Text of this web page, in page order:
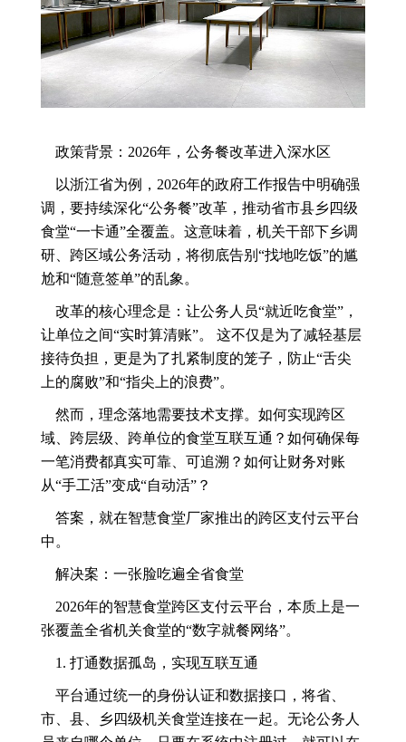
政策背景：2026年，公务餐改革进入深水区
以浙江省为例，2026年的政府工作报告中明确强
调，要持续深化“公务餐”改革，推动省市县乡四级
食堂“一卡通”全覆盖。这意味着，机关干部下乡调
研、跨区域公务活动，将彻底告别“找地吃饭”的尴
尬和“随意签单”的乱象。
改革的核心理念是：让公务人员“就近吃食堂”，
让单位之间“实时算清账”。 这不仅是为了减轻基层
接待负担，更是为了扎紧制度的笼子，防止“舌尖
上的腐败”和“指尖上的浪费”。
然而，理念落地需要技术支撑。如何实现跨区
域、跨层级、跨单位的食堂互联互通？如何确保每
一笔消费都真实可靠、可追溯？如何让财务对账
从“手工活”变成“自动活”？
答案，就在智慧食堂厂家推出的跨区支付云平台
中。
解决案：一张脸吃遍全省食堂
2026年的智慧食堂跨区支付云平台，本质上是一
张覆盖全省机关食堂的“数字就餐网络”。
1. 打通数据孤岛，实现互联互通
平台通过统一的身份认证和数据接口，将省、
市、县、乡四级机关食堂连接在一起。无论公务人